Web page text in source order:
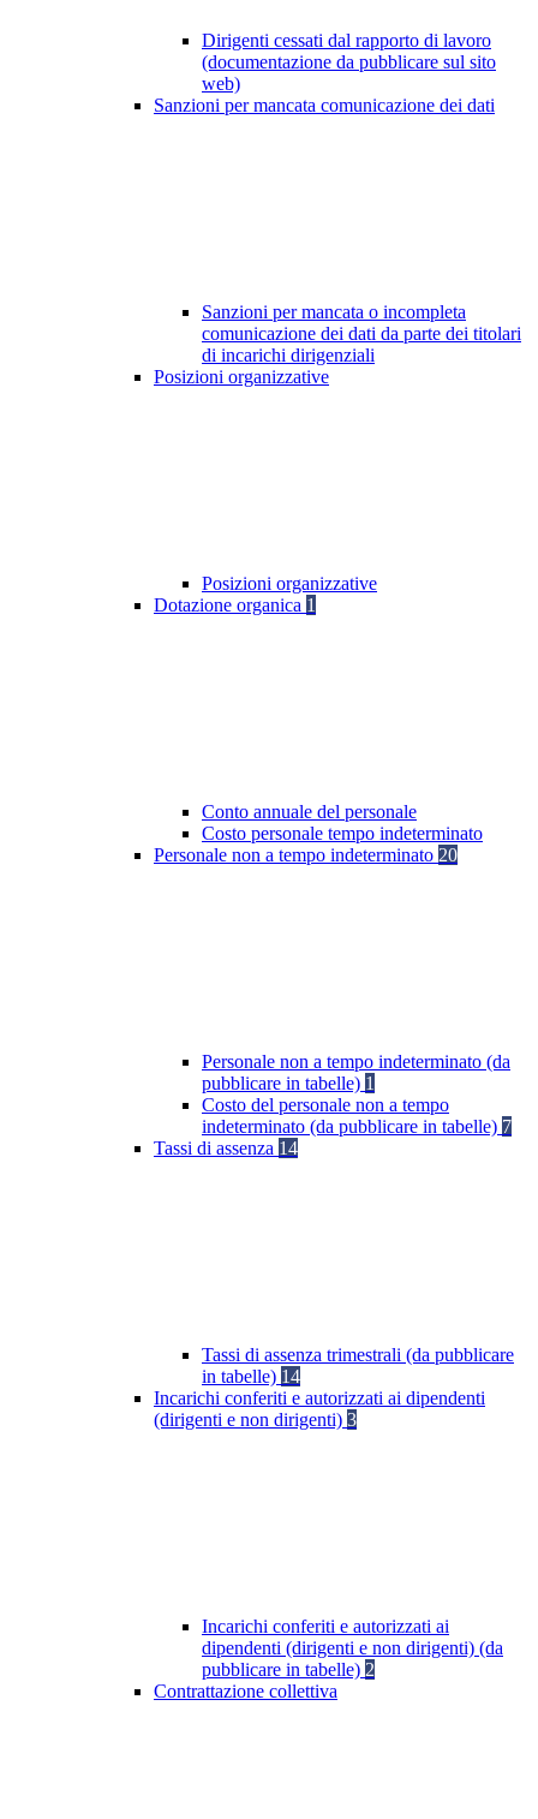
Dirigenti cessati dal rapporto di lavoro
(documentazione da pubblicare sul sito
web)
Sanzioni per mancata comunicazione dei dati
Sanzioni per mancata o incompleta
comunicazione dei dati da parte dei titolari
di incarichi dirigenziali
Posizioni organizzative
Posizioni organizzative
Dotazione organica 1
Conto annuale del personale
Costo personale tempo indeterminato
Personale non a tempo indeterminato 20
Personale non a tempo indeterminato (da
pubblicare in tabelle) 1
Costo del personale non a tempo
indeterminato (da pubblicare in tabelle) 7
Tassi di assenza 14
Tassi di assenza trimestrali (da pubblicare
in tabelle) 14
Incarichi conferiti e autorizzati ai dipendenti
(dirigenti e non dirigenti) 3
Incarichi conferiti e autorizzati ai
dipendenti (dirigenti e non dirigenti) (da
pubblicare in tabelle) 2
Contrattazione collettiva